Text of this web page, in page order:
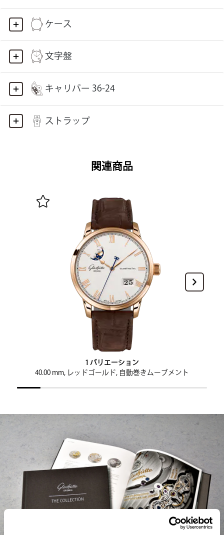
ケース
文字盤
キャリバー 36-24
ストラップ
関連商品
1 バリエーション
40.00 mm, レッドゴールド, 自動巻きムーブメント